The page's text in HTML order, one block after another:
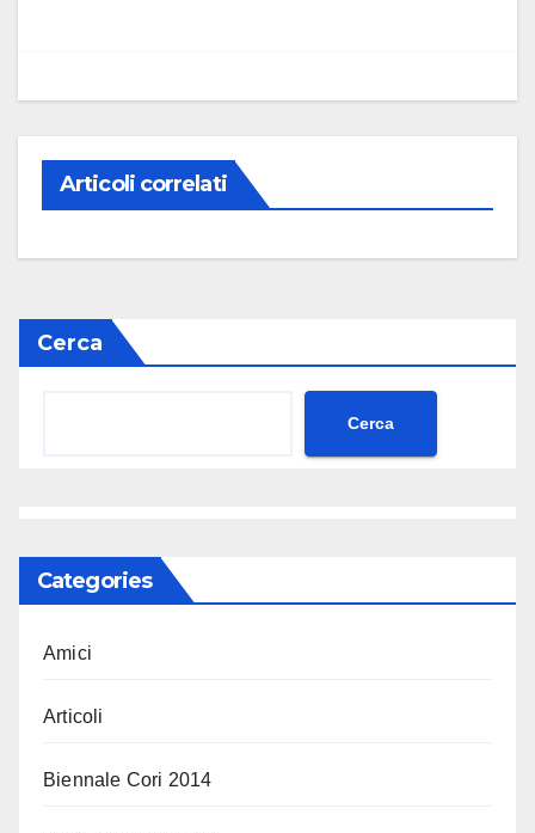
Articoli correlati
Cerca
Cerca
Categories
Amici
Articoli
Biennale Cori 2014